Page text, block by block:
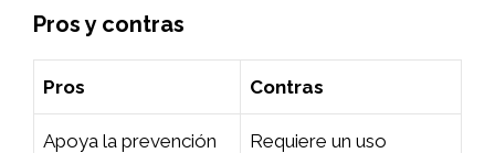
Pros y contras
Pros Contras
Apoya la prevención
Requiere un uso